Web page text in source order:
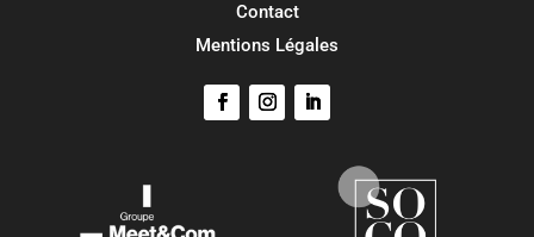
Contact
Mentions Légales